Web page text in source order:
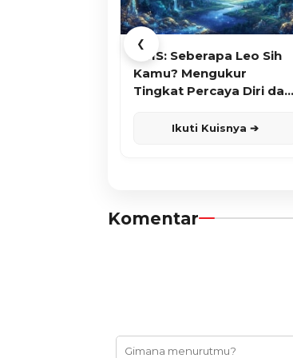
❮
KUIS: Seberapa Leo Sih
Kamu? Mengukur
Tingkat Percaya Diri dan
Ikuti Kuisnya ➔
Komentar